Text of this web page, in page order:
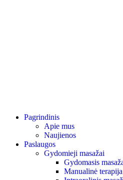
Pagrindinis
Apie mus
Naujienos
Paslaugos
Gydomieji masažai
Gydomasis
Manualinė terapija